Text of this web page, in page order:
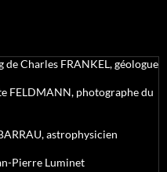
Charles FRANKEL, géologue
FELDMANN, photographe du
astrophysicien
Pierre Luminet